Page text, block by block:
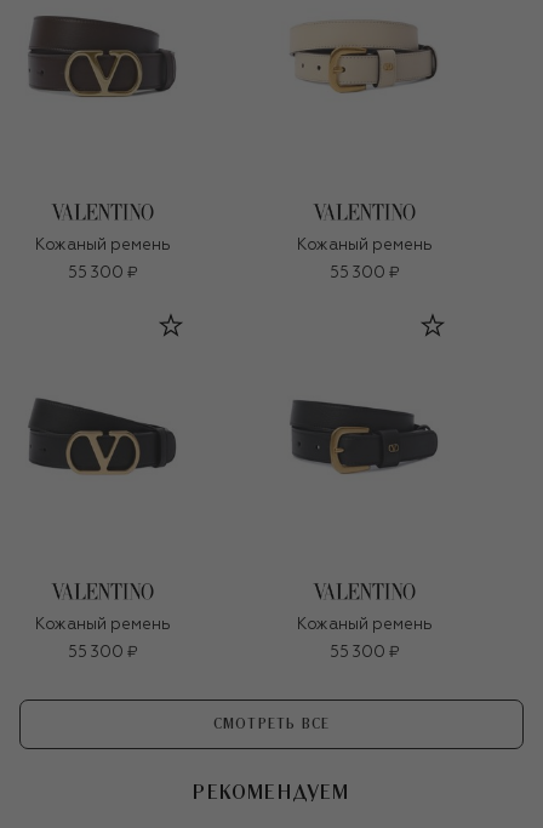
Кожаный ремень
55 300 ₽
Кожаный ремень
55 300 ₽
Кожаный ремень
55 300 ₽
Кожаный ремень
55 300 ₽
СМОТРЕТЬ ВСЕ
РЕКОМЕНДУЕМ